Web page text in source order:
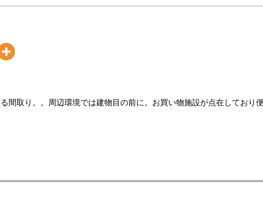
間取り。。周辺環境では建物目の前に。お買い物施設が点在しており